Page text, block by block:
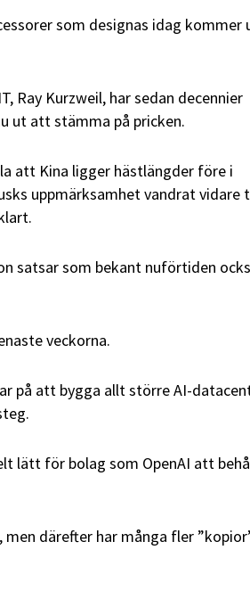
som designas idag kommer
Ray Kurzweil, har sedan decennier
ut att stämma på pricken.
att Kina ligger hästlängder före i
uppmärksamhet vandrat vidare
satsar som bekant nuförtiden
veckorna.
på att bygga allt större AI-
lätt för bolag som OpenAI att
men därefter har många fler